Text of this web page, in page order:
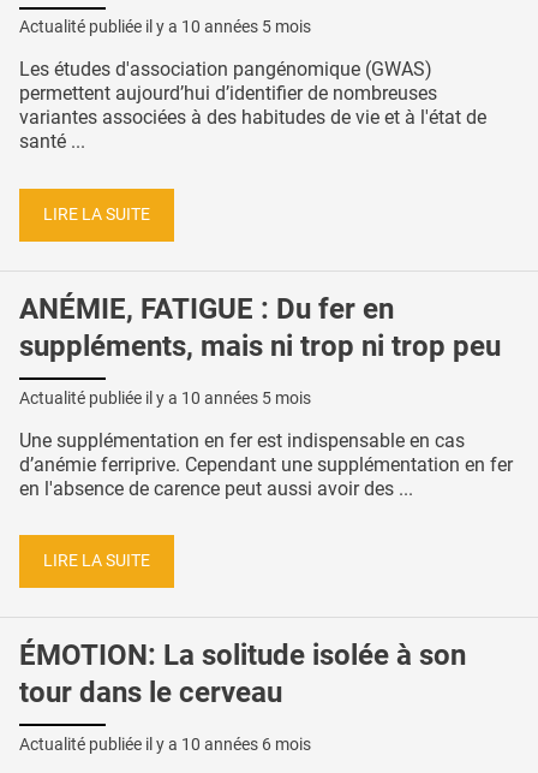
Actualité publiée il y a 10 années 5 mois
Les études d'association pangénomique (GWAS)
permettent aujourd’hui d’identifier de nombreuses
variantes associées à des habitudes de vie et à l'état de
santé ...
LIRE LA SUITE
ANÉMIE, FATIGUE : Du fer en
suppléments, mais ni trop ni trop peu
Actualité publiée il y a 10 années 5 mois
Une supplémentation en fer est indispensable en cas
d’anémie ferriprive. Cependant une supplémentation en fer
en l'absence de carence peut aussi avoir des ...
LIRE LA SUITE
ÉMOTION: La solitude isolée à son
tour dans le cerveau
Actualité publiée il y a 10 années 6 mois